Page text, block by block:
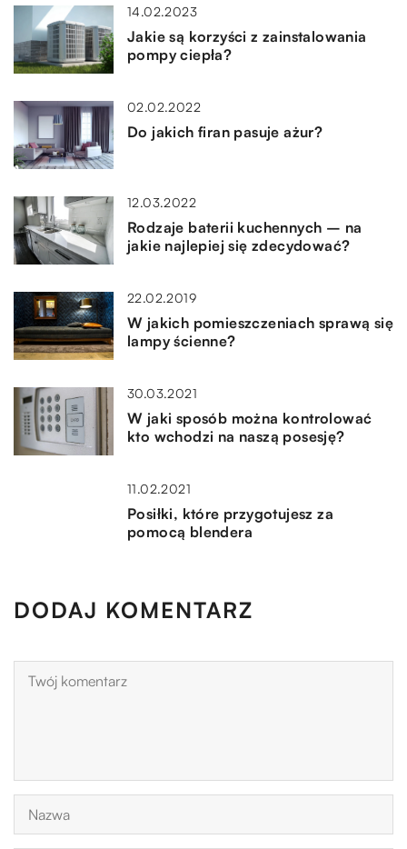
14.02.2023
Jakie są korzyści z zainstalowania
pompy ciepła?
02.02.2022
Do jakich firan pasuje ażur?
12.03.2022
Rodzaje baterii kuchennych – na
jakie najlepiej się zdecydować?
22.02.2019
W jakich pomieszczeniach sprawą się
lampy ścienne?
30.03.2021
W jaki sposób można kontrolować
kto wchodzi na naszą posesję?
11.02.2021
Posiłki, które przygotujesz za
pomocą blendera
DODAJ KOMENTARZ